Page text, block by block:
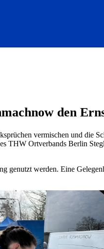
den
vermischen und die
THW Ortverbands Berlin
genutzt werden. Eine